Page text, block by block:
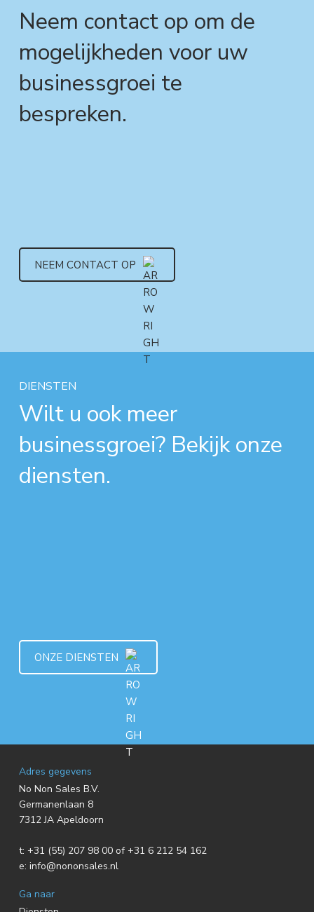
Neem contact op om de
mogelijkheden voor uw
businessgroei te
bespreken.
NEEM CONTACT OP
DIENSTEN
Wilt u ook meer
businessgroei? Bekijk onze
diensten.
ONZE DIENSTEN
F
o
o
t
e
Adres gegevens
No Non Sales B.V.
Germanenlaan 8
7312 JA Apeldoorn
t: +31 (55) 207 98 00 of +31 6 212 54 162
e: info@nononsales.nl
Ga naar